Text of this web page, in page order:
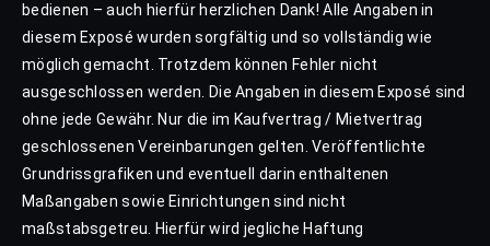
bedienen – auch hierfür herzlichen Dank! Alle Angaben in
diesem Exposé wurden sorgfältig und so vollständig wie
möglich gemacht. Trotzdem können Fehler nicht
ausgeschlossen werden. Die Angaben in diesem Exposé sind
ohne jede Gewähr. Nur die im Kaufvertrag / Mietvertrag
geschlossenen Vereinbarungen gelten. Veröffentlichte
Grundrissgrafiken und eventuell darin enthaltenen
Maßangaben sowie Einrichtungen sind nicht
maßstabsgetreu. Hierfür wird jegliche Haftung